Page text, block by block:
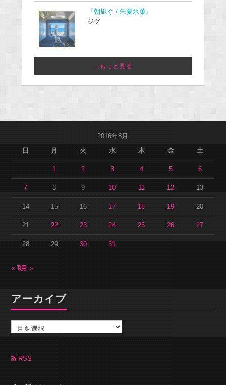
『朝凪ぐ / 朱夏氷菓』
ジグ
...もっと見る
2016年8月
日
月 火 水 木 金 土
1 2 3 4 5 6
7 8 9 10 11 12 13
14 15 16 17 18 19 20
21 22 23 24 25 26 27
28 29 30 31
« 7月9月 »
アーカイブ
カ
ブRSS